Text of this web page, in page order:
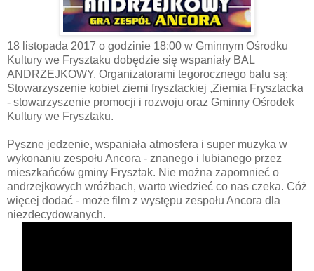
18 listopada 2017 o godzinie 18:00 w Gminnym Ośrodku
Kultury we Frysztaku dobędzie się wspaniały BAL
ANDRZEJKOWY. Organizatorami tegorocznego balu są:
Stowarzyszenie kobiet ziemi frysztackiej ,Ziemia Frysztacka
- stowarzyszenie promocji i rozwoju oraz Gminny Ośrodek
Kultury we Frysztaku.
Pyszne jedzenie, wspaniała atmosfera i super muzyka w
wykonaniu zespołu Ancora - znanego i lubianego przez
mieszkańców gminy Frysztak. Nie można zapomnieć o
andrzejkowych wróżbach, warto wiedzieć co nas czeka. Cóż
więcej dodać - może film z występu zespołu Ancora dla
niezdecydowanych.